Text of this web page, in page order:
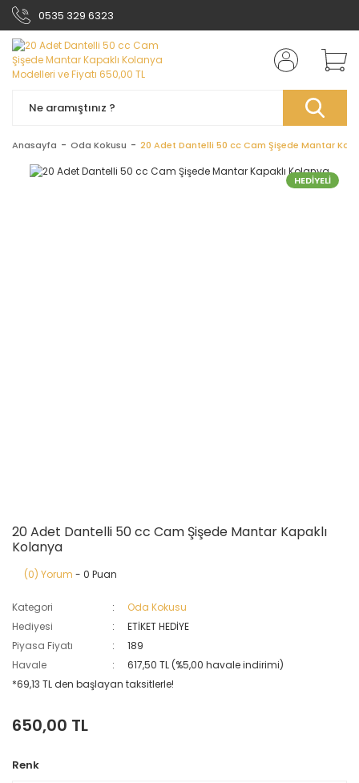
0535 329 6323
Anasayfa Oda Kokusu 20 Adet Dantelli 50 cc Cam Şişede Mantar
HEDİYELİ
20 Adet Dantelli 50 cc Cam Şişede Mantar Kapaklı
Kolanya
(0) Yorum - 0 Puan
Kategori
Oda Kokusu
Hediyesi
ETİKET HEDİYE
Piyasa Fiyatı
189
Havale
617,50 TL (%5,00 havale indirimi)
*69,13 TL den başlayan taksitlerle!
650,00 TL
Renk